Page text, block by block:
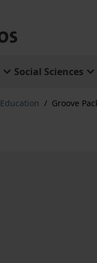
Social Sciences
Education / Groove